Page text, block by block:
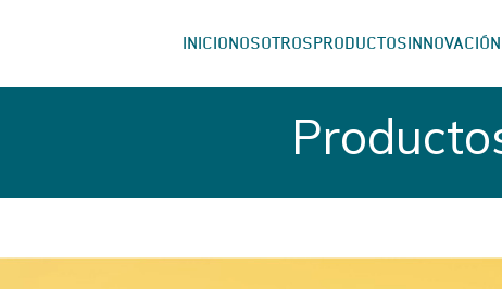
INICIONOSOTROSPRODUCTOSINNOVACIÓN